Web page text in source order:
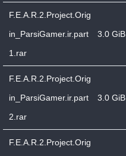
F.E.A.R.2.Project.Orig
in_ParsiGamer.ir.part
1.rar
3.0 GiB
F.E.A.R.2.Project.Orig
in_ParsiGamer.ir.part
2.rar
3.0 GiB
F.E.A.R.2.Project.Orig